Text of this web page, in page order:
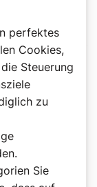
unterkomplex
Wirtschaft, die
klar heraus,
Problem der
Paul II. in
der
te“ neu ein,
soziale und
perfektes
Cookies,
Steuerung
zu
Sie